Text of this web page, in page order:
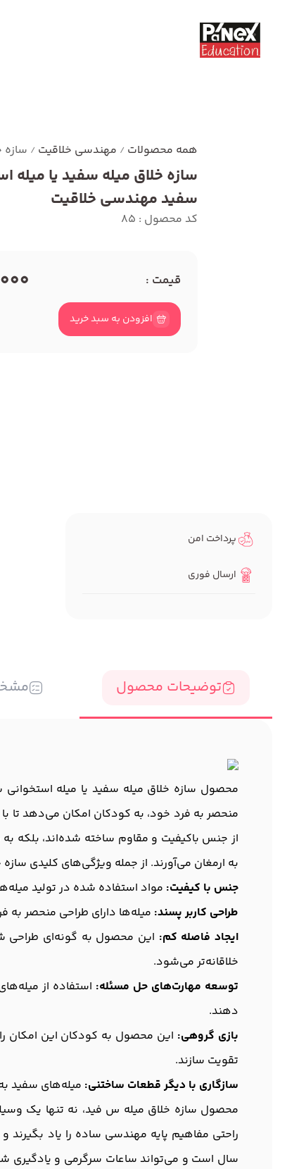
همه محصولات / مهندسی خلاقیت / سازه
سازه خلاق میله سفید یا میله
سفید مهندسی خلاقیت
کد محصول : 85
قیمت :
افزودن به سبد خرید
پرداخت امن
ارسال فوری
توضیحات محصول
محصول سازه خلاق میله سفید یا میله
منحصر به فرد خود، به کودکان امکان می‌دهد تا با
از جنس باکیفیت و مقاوم ساخته شده‌اند، بلکه
به ارمغان می‌آورند. از جمله ویژگی‌های کلیدی
جنس با کیفیت: مواد استفاده شده در تولید
طراحی کاربر پسند: میله‌ها دارای طراحی منحصر به
ایجاد فاصله کم: این محصول به گونه‌ای طراحی
خلاقانه‌تر می‌شود.
توسعه مهارت‌های حل مسئله: استفاده از
دهند.
بازی گروهی: این محصول به کودکان این امکان
تقویت سازند.
سازگاری با دیگر قطعات ساختنی: میله‌های سفید
محصول سازه خلاق میله س فید، نه تنها یک
سال است و می‌تواند ساعات سرگرمی و یادگیری